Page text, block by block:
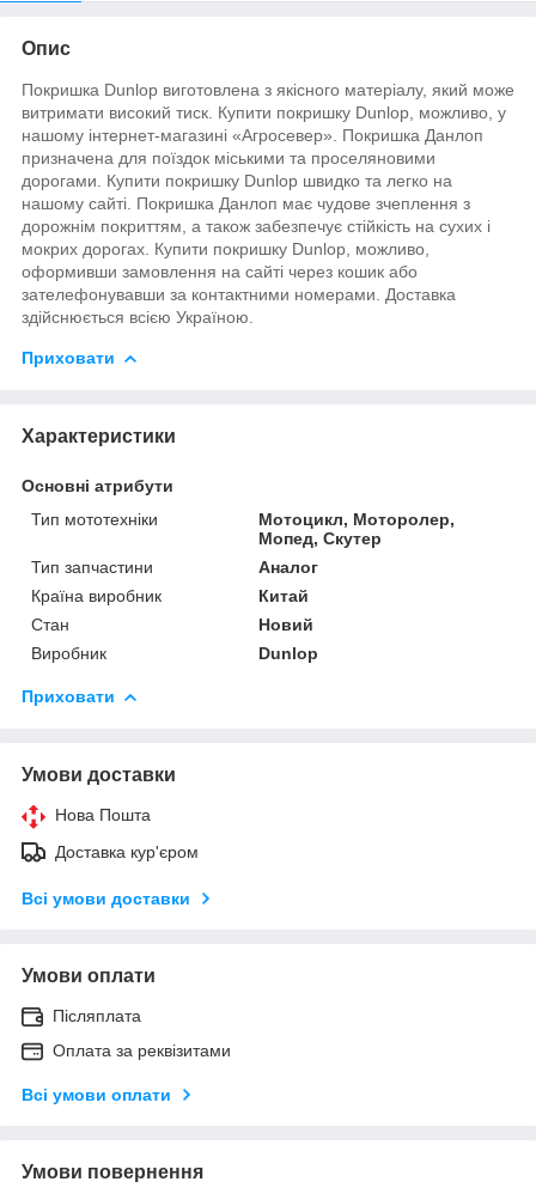
Опис
Покришка Dunlop виготовлена з якісного матеріалу, який може
витримати високий тиск. Купити покришку Dunlop, можливо, у
нашому інтернет-магазині «Агросевер». Покришка Данлоп
призначена для поїздок міськими та проселяновими
дорогами. Купити покришку Dunlop швидко та легко на
нашому сайті. Покришка Данлоп має чудове зчеплення з
дорожнім покриттям, а також забезпечує стійкість на сухих і
мокрих дорогах. Купити покришку Dunlop, можливо,
оформивши замовлення на сайті через кошик або
зателефонувавши за контактними номерами. Доставка
здійснюється всією Україною.
Приховати
Характеристики
Основні атрибути
Тип мототехніки
Мотоцикл, Моторолер,
Мопед, Скутер
Тип запчастини
Аналог
Країна виробник
Китай
Стан
Новий
Виробник
Dunlop
Приховати
Умови доставки
Нова Пошта
Доставка кур'єром
Всі умови доставки
Умови оплати
Післяплата
Оплата за реквізитами
Всі умови оплати
Умови повернення